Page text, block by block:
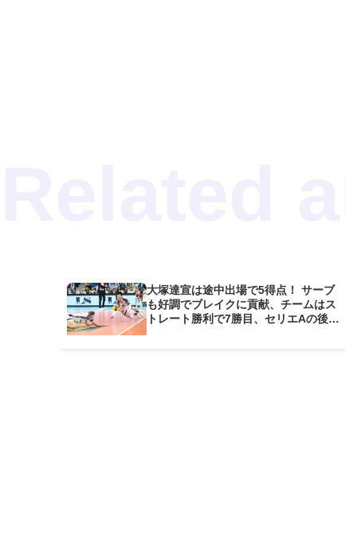
大塚達宣は途中出場で5得点！ サーブ
も好調でブレイクに貢献、チームはス
トレート勝利で7勝目、セリエAの後半